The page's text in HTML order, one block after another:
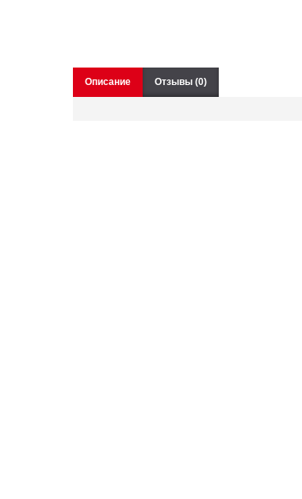
Описание Отзывы (0)